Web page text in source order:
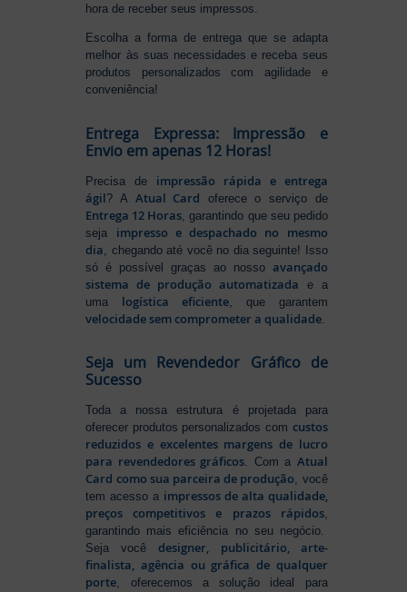
hora de receber seus impressos.
Escolha a forma de entrega que se adapta
melhor às suas necessidades e receba seus
produtos personalizados com agilidade e
conveniência!
Entrega Expressa: Impressão e
Envio em apenas 12 Horas!
Precisa de impressão rápida e entrega
ágil? A Atual Card oferece o serviço de
Entrega 12 Horas , garantindo que seu pedido
seja impresso e despachado no mesmo
dia , chegando até você no dia seguinte! Isso
só é possível graças ao nosso avançado
sistema de produção automatizada e a
uma logística eficiente , que garantem
velocidade sem comprometer a qualidade
Seja um Revendedor Gráfico de
Sucesso
Toda a nossa estrutura é projetada para
oferecer produtos personalizados com custos
reduzidos e excelentes margens de lucro
para revendedores gráficos. Com a Atual
Card como sua parceira de produção, você
tem acesso a impressos de alta qualidade,
preços competitivos e prazos rápidos,
garantindo mais eficiência no seu negócio.
Seja vocêdesigner, publicitário, arte-
finalista, agência ou gráfica de qualquer
porte, oferecemos a solução ideal para